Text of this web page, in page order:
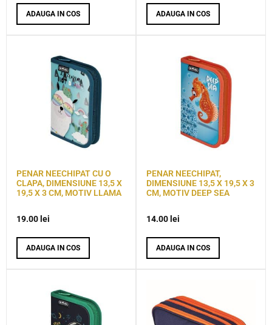
ADAUGA IN COS ADAUGA IN COS
PENAR NEECHIPAT CU O
CLAPA, DIMENSIUNE 13,5 X
19,5 X 3 CM, MOTIV LLAMA
19.00 lei
ADAUGA IN COS
PENAR NEECHIPAT,
DIMENSIUNE 13,5 X 19,5 X 3
CM, MOTIV DEEP SEA
14.00 lei
ADAUGA IN COS